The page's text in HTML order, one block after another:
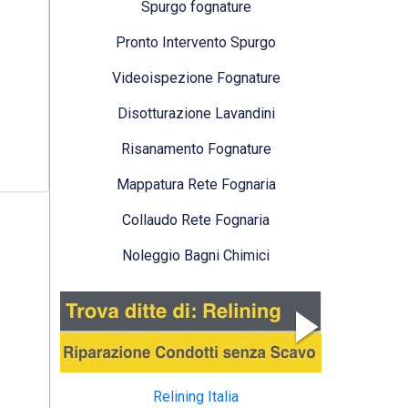
Spurgo fognature
Pronto Intervento Spurgo
Videoispezione Fognature
Disotturazione Lavandini
Risanamento Fognature
Mappatura Rete Fognaria
Collaudo Rete Fognaria
Noleggio Bagni Chimici
Relining Italia